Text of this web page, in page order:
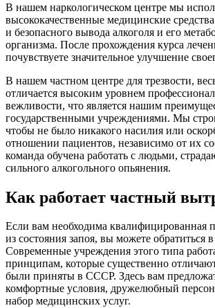
В нашем наркологическом центре мы
высококачественные медицинские
и безопасного вывода алкоголя и его
организма. После прохождения курса
почувствуете значительное улучшение
В нашем частном центре для трезвости,
отличается высоким уровнем
вежливости, что является нашим
государственными учреждениями. Мы
чтобы не было никакого насилия или
отношении пациентов, независимо от их
команда обучена работать с людьми,
сильного алкогольного опьянения.
Как работает частный
Если вам необходима квалифицированная
из состояния запоя, вы можете обратиться
Современные учреждения этого типа
принципам, которые существенно
были приняты в СССР. Здесь вам
комфортные условия, дружелюбный
набор медицинских услуг.